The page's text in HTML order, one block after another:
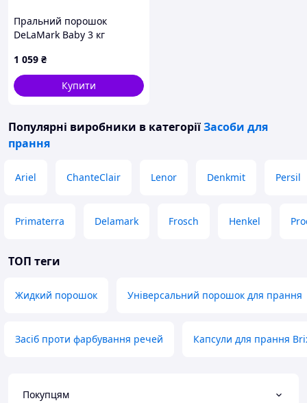
Пральний порошок
DeLaMark Baby 3 кг
1 059 ₴
Купити
Популярні виробники в категоріїЗасоби для
прання
Ariel ChanteClair Lenor Denkmit Persil
Primaterra Delamark Frosch Henkel
ТОП теги
Жидкий порошок Універсальний порошок для прання
Засіб проти фарбування речей Капсули для прання
Покупцям